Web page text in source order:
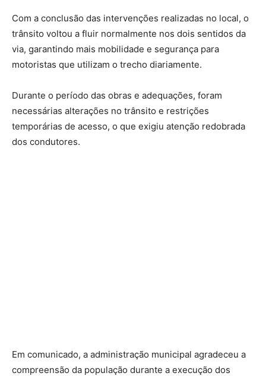
Com a conclusão das intervenções realizadas no local, o
trânsito voltou a fluir normalmente nos dois sentidos da
via, garantindo mais mobilidade e segurança para
motoristas que utilizam o trecho diariamente.
Durante o período das obras e adequações, foram
necessárias alterações no trânsito e restrições
temporárias de acesso, o que exigiu atenção redobrada
dos condutores.
Em comunicado, a administração municipal agradeceu a
compreensão da população durante a execução dos